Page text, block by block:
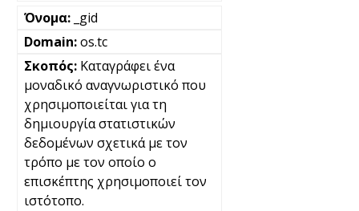
_gid
os.tc
Καταγράφει ένα
μοναδικό αναγνωριστικό που
χρησιμοποιείται για τη
δημιουργία στατιστικών
δεδομένων σχετικά με τον
τρόπο με τον οποίο ο
επισκέπτης χρησιμοποιεί τον
ιστότοπο.